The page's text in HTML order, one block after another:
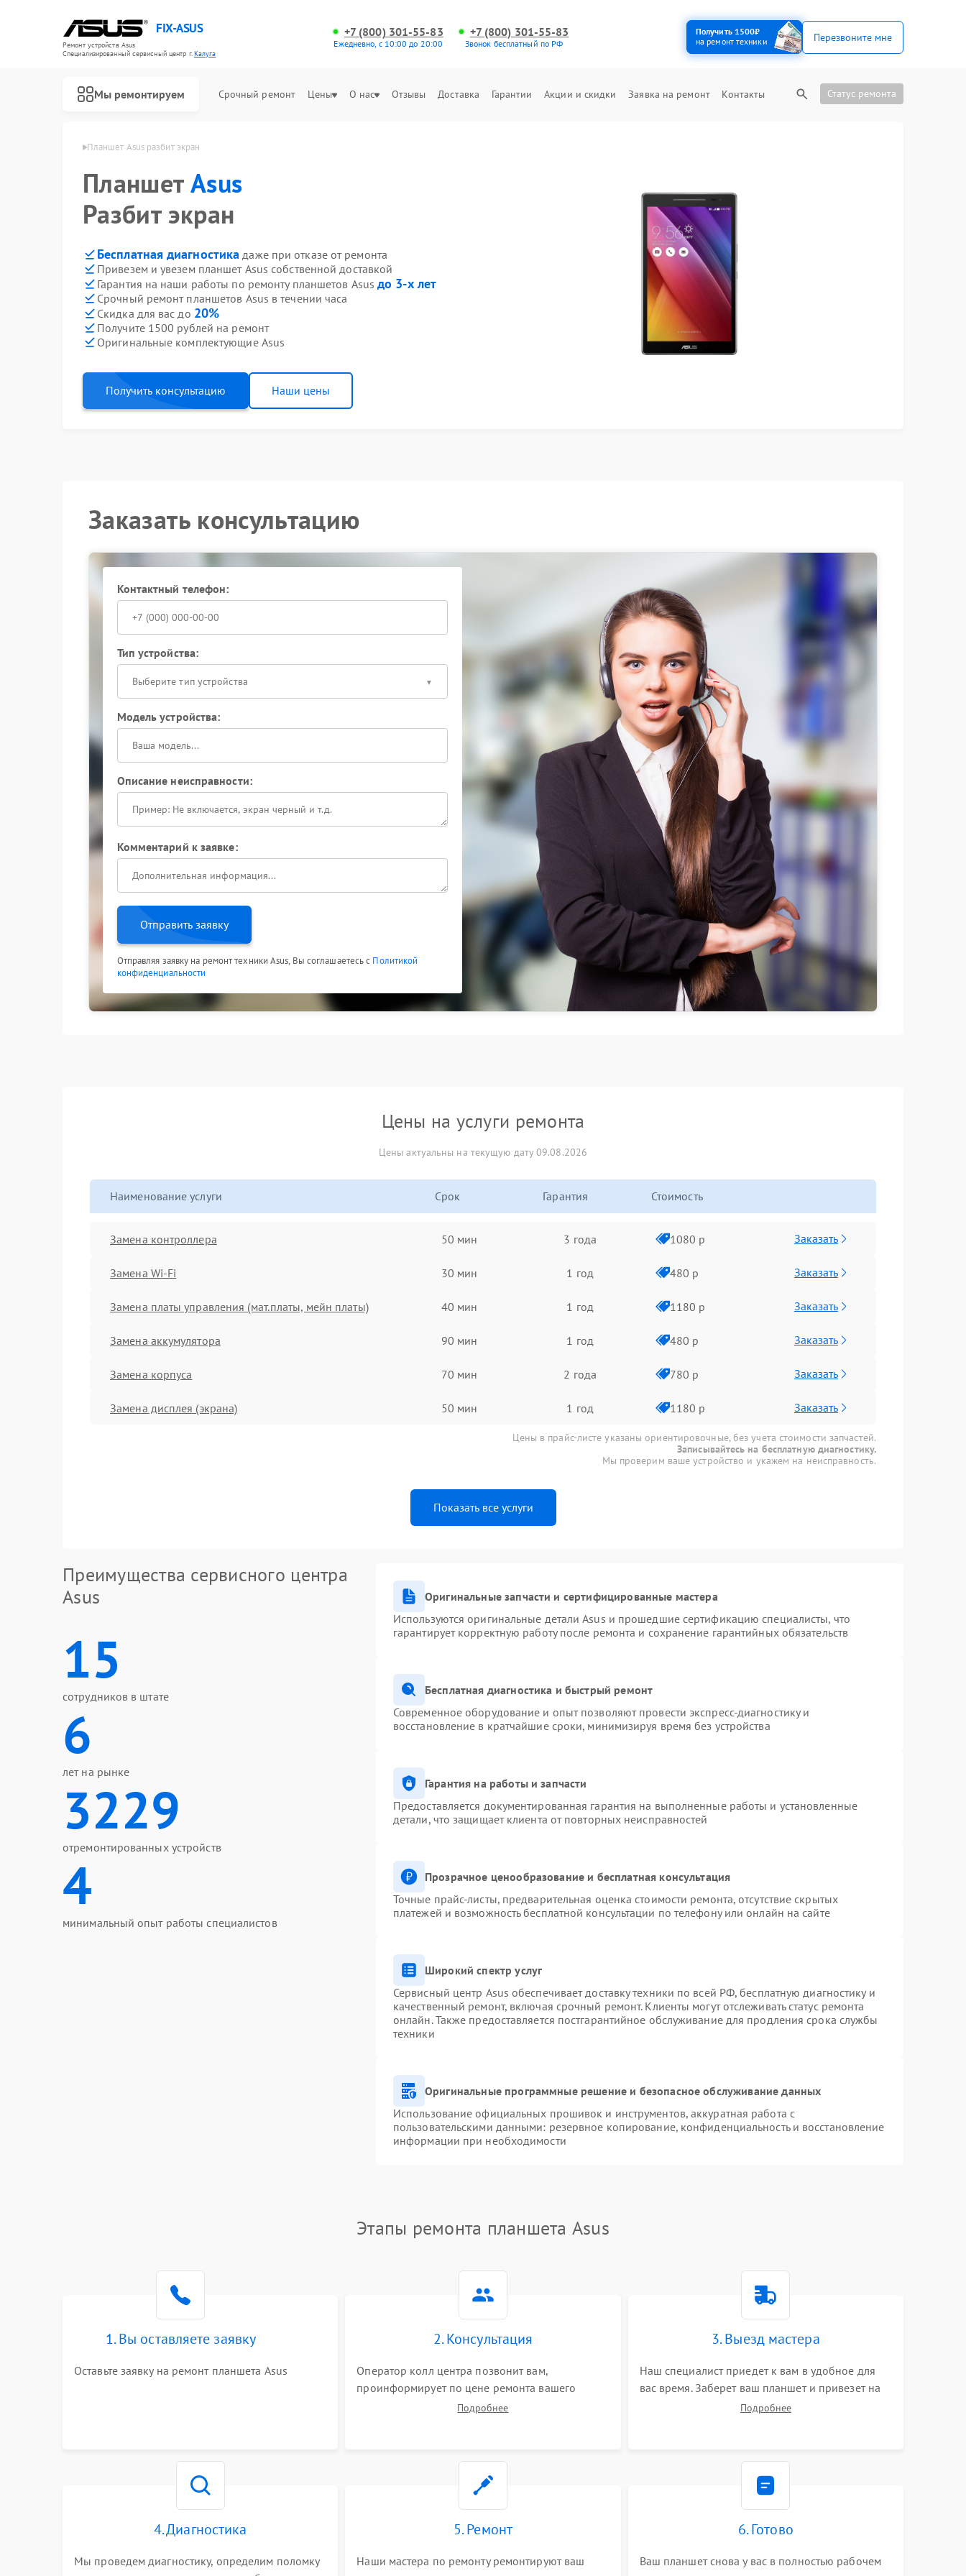
FIX-ASUS
Ремонт устройств Asus
Специализированный cервисный центр г.Калуга
+7 (800) 301-55-83
Ежедневно, с 10:00 до 20:00
+7 (800) 301-55-83
Звонок бесплатный по РФ
Получить 1500₽
на ремонт техники
Перезвоните мне
Мы ремонтируем Срочный ремонт Цены О нас Отзывы Доставка Гарантии Акции и скидки Заявка на ремонт Контакты Статус ремонта
Планшет Asus разбит экран
ПланшетAsus
Разбит экран
Бесплатная диагностика даже при отказе от ремонта
Привезем и увезем планшет Asus собственной доставкой
Гарантия на наши работы по ремонту планшетов Asus до 3-х лет
Срочный ремонт планшетов Asus в течении часа
Скидка для вас до 20%
Получите 1500 рублей на ремонт
Оригинальные комплектующие Asus
Получить консультацию Наши цены
Заказать консультацию
Контактный телефон:
Тип устройства:
Выберите тип устройства
Модель устройства:
Описание неисправности:
Комментарий к заявке:
Отправить заявку
Отправляя заявку на ремонт техники Asus, Вы соглашаетесь с Политикой
конфиденциальности
Цены на услуги ремонта
Цены актуальны на текущую дату 09.08.2026
Наименование услуги Срок Гарантия Стоимость
Замена контроллера 50 мин 3 года 1080 р Заказать
Замена Wi-Fi 30 мин 1 год 480 р Заказать
Замена платы управления (мат.платы, мейн платы) 40 мин 1 год 1180 р Заказать
Замена аккумулятора 90 мин 1 год 480 р Заказать
Замена корпуса 70 мин 2 года 780 р Заказать
Замена дисплея (экрана) 50 мин 1 год 1180 р Заказать
Цены в прайс-листе указаны ориентировочные, без учета стоимости запчастей.
Записывайтесь на бесплатную диагностику.
Мы проверим ваше устройство и укажем на неисправность.
Показать все услуги
Преимущества сервисного центра
Asus
15
сотрудников в штате
6
лет на рынке
3229
отремонтированных устройств
4
минимальный опыт работы специалистов
Оригинальные запчасти и сертифицированные мастера
Используются оригинальные детали Asus и прошедшие сертификацию специалисты, что
гарантирует корректную работу после ремонта и сохранение гарантийных обязательств
Бесплатная диагностика и быстрый ремонт
Современное оборудование и опыт позволяют провести экспресс-диагностику и
восстановление в кратчайшие сроки, минимизируя время без устройства
Гарантия на работы и запчасти
Предоставляется документированная гарантия на выполненные работы и установленные
детали, что защищает клиента от повторных неисправностей
Прозрачное ценообразование и бесплатная консультация
Точные прайс-листы, предварительная оценка стоимости ремонта, отсутствие скрытых
платежей и возможность бесплатной консультации по телефону или онлайн на сайте
Широкий спектр услуг
Сервисный центр Asus обеспечивает доставку техники по всей РФ, бесплатную диагностику и
качественный ремонт, включая срочный ремонт. Клиенты могут отслеживать статус ремонта
онлайн. Также предоставляется постгарантийное обслуживание для продления срока службы
техники
Оригинальные программные решение и безопасное обслуживание данных
Использование официальных прошивок и инструментов, аккуратная работа с
пользовательскими данными: резервное копирование, конфиденциальность и восстановление
информации при необходимости
Этапы ремонта планшета Asus
1. Вы оставляете заявку
Оставьте заявку на ремонт планшета Asus
2. Консультация
Оператор колл центра позвонит вам,
проинформирует по цене ремонта вашего
планшета а также ответит на все ваши вопросы.
Подробнее
3. Выезд мастера
Наш специалист приедет к вам в удобное для
вас время. Заберет ваш планшет и привезет на
склад для диагностики.Подробнее
4. Диагностика
Мы проведем диагностику, определим поломку
5. Ремонт
Наши мастера по ремонту ремонтируют ваш
6. Готово
Ваш планшет снова у вас в полностью рабочем